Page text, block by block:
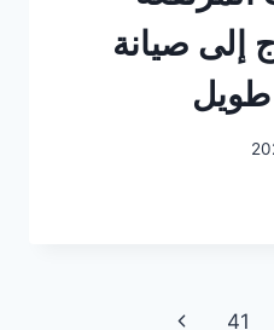
إلى صيانة
طويل
41
الصفحة